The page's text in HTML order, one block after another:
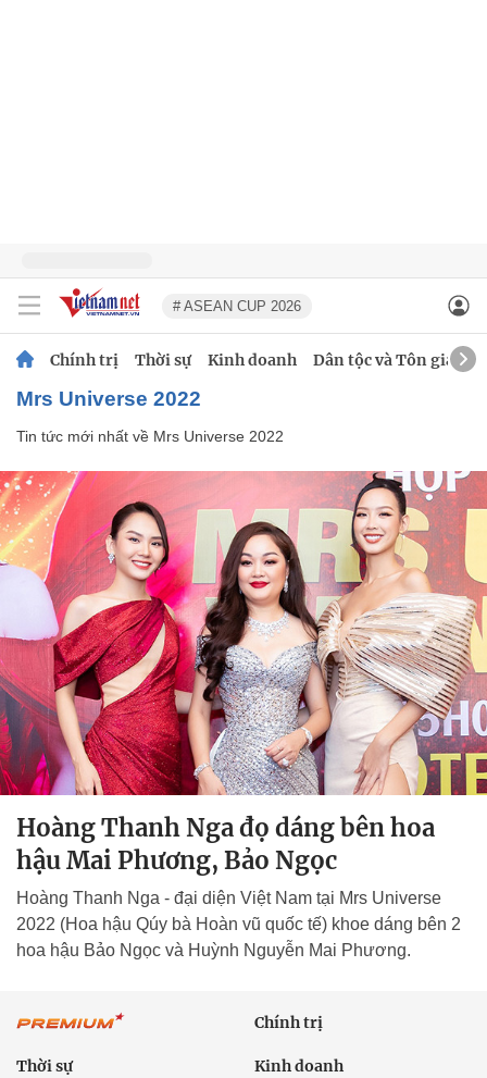
# ASEAN CUP 2026
Chính trị Thời sự Kinh doanh Dân tộc và Tôn giáo
Mrs Universe 2022
Tin tức mới nhất về Mrs Universe 2022
Hoàng Thanh Nga đọ dáng bên hoa
hậu Mai Phương, Bảo Ngọc
Hoàng Thanh Nga - đại diện Việt Nam tại Mrs Universe
2022 (Hoa hậu Qúy bà Hoàn vũ quốc tế) khoe dáng bên 2
hoa hậu Bảo Ngọc và Huỳnh Nguyễn Mai Phương.
Chính trị
Thời sự Kinh doanh